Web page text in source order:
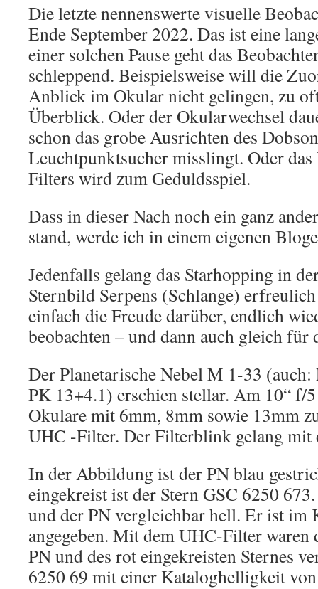
Die letzte nennenswerte visuelle
Ende September 2022. Das ist eine
einer solchen Pause geht das
schleppend. Beispielsweise will die
Anblick im Okular nicht gelingen, zu
Überblick. Oder der Okularwechsel
schon das grobe Ausrichten des
Leuchtpunktsucher misslingt. Oder das
Filters wird zum Geduldsspiel.
Dass in dieser Nach noch ein ganz
stand, werde ich in einem eigenen
Jedenfalls gelang das Starhopping in
Sternbild Serpens (Schlange)
einfach die Freude darüber, endlich
beobachten – und dann auch gleich für
Der Planetarische Nebel M 1-33
PK 13+4.1) erschien stellar. Am 10“ f/
Okulare mit 6mm, 8mm sowie 13mm
UHC -Filter. Der Filterblink gelang mit
In der Abbildung ist der PN blau
eingekreist ist der Stern GSC 6250
und der PN vergleichbar hell. Er ist im
angegeben. Mit dem UHC-Filter waren
PN und des rot eingekreisten Sternes
6250 69 mit einer Kataloghelligkeit